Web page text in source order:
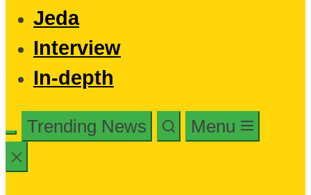
Jeda
Interview
In-depth
Trending News Menu